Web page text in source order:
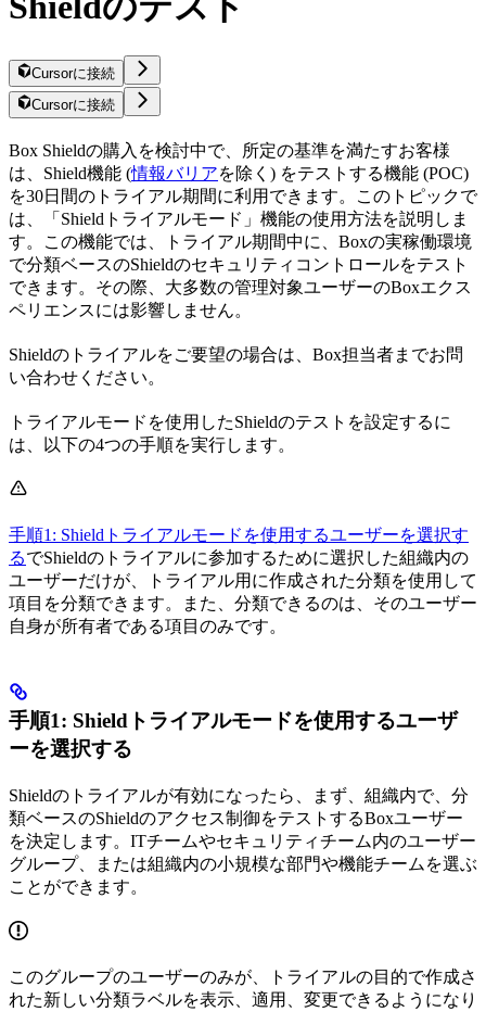
Cursorに接続
Cursorに接続
Box Shieldの購入を検討中で、所定の基準を満たすお客様
は、Shield機能 (情報バリアを除く) をテストする機能 (POC)
を30日間のトライアル期間に利用できます。このトピックで
は、「Shieldトライアルモード」機能の使用方法を説明しま
す。この機能では、トライアル期間中に、Boxの実稼働環境
で分類ベースのShieldのセキュリティコントロールをテスト
できます。その際、大多数の管理対象ユーザーのBoxエクス
ペリエンスには影響しません。
Shieldのトライアルをご要望の場合は、Box担当者までお問
い合わせください。
トライアルモードを使用したShieldのテストを設定するに
は、以下の4つの手順を実行します。
手順1: Shieldトライアルモードを使用するユーザーを選択す
るでShieldのトライアルに参加するために選択した組織内の
ユーザーだけが、トライアル用に作成された分類を使用して
項目を分類できます。また、分類できるのは、そのユーザー
自身が所有者である項目のみです。
手順1: Shieldトライアルモードを使用するユーザ
ーを選択する
Shieldのトライアルが有効になったら、まず、組織内で、分
類ベースのShieldのアクセス制御をテストするBoxユーザー
を決定します。ITチームやセキュリティチーム内のユーザー
グループ、または組織内の小規模な部門や機能チームを選ぶ
ことができます。
このグループのユーザーのみが、トライアルの目的で作成さ
れた新しい分類ラベルを表示、適用、変更できるようになり